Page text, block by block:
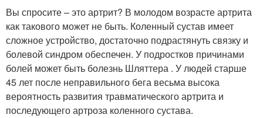
Вы спросите – это артрит? В молодом возрасте артрита
как такового может не быть. Коленный сустав имеет
сложное устройство, достаточно подрастянуть связку и
болевой синдром обеспечен. У подростков причинами
болей может быть болезнь Шляттера . У людей старше
45 лет после неправильного бега весьма высока
вероятность развития травматического артрита и
последующего артроза коленного сустава.